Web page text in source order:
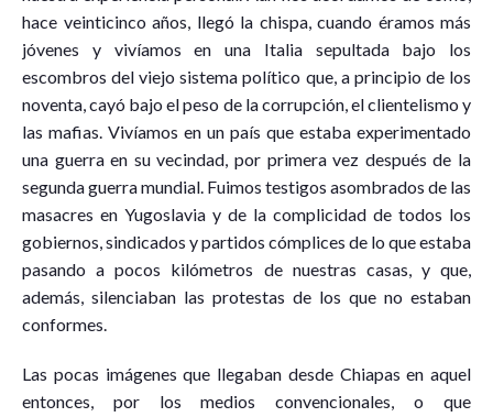
hace veinticinco años, llegó la chispa, cuando éramos más
jóvenes y vivíamos en una Italia sepultada bajo los
escombros del viejo sistema político que, a principio de los
noventa, cayó bajo el peso de la corrupción, el clientelismo y
las mafias. Vivíamos en un país que estaba experimentado
una guerra en su vecindad, por primera vez después de la
segunda guerra mundial. Fuimos testigos asombrados de las
masacres en Yugoslavia y de la complicidad de todos los
gobiernos, sindicados y partidos cómplices de lo que estaba
pasando a pocos kilómetros de nuestras casas, y que,
además, silenciaban las protestas de los que no estaban
conformes.
Las pocas imágenes que llegaban desde Chiapas en aquel
entonces, por los medios convencionales, o que